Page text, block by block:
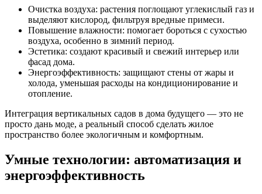
Очистка воздуха: растения поглощают углекислый газ и
выделяют кислород, фильтруя вредные примеси.
Повышение влажности: помогает бороться с сухостью
воздуха, особенно в зимний период.
Эстетика: создают красивый и свежий интерьер или
фасад дома.
Энергоэффективность: защищают стены от жары и
холода, уменьшая расходы на кондиционирование и
отопление.
Интеграция вертикальных садов в дома будущего — это не
просто дань моде, а реальный способ сделать жилое
пространство более экологичным и комфортным.
Умные технологии: автоматизация и
энергоэффективность